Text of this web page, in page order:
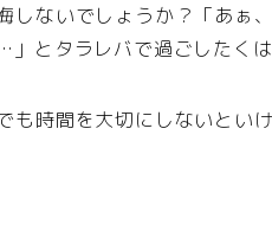
しないでしょうか？「あぁ
とタラレバで過ごしたくは
も時間を大切にしないとい